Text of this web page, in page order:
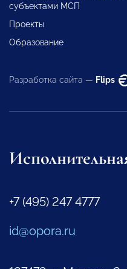
субъектами МСП
Проекты
Образование
Разработка сайта — Flips
+7 (495) 247 4777
id@opora.ru